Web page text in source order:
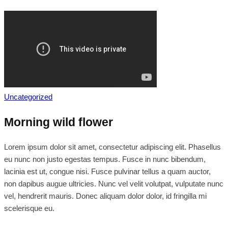
Uncategorized
Morning wild flower
Lorem ipsum dolor sit amet, consectetur adipiscing elit. Phasellus
eu nunc non justo egestas tempus. Fusce in nunc bibendum,
lacinia est ut, congue nisi. Fusce pulvinar tellus a quam auctor,
non dapibus augue ultricies. Nunc vel velit volutpat, vulputate nunc
vel, hendrerit mauris. Donec aliquam dolor dolor, id fringilla mi
scelerisque eu.